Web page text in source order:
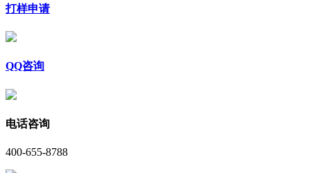
打样申请
QQ咨询
电话咨询
400-655-8788